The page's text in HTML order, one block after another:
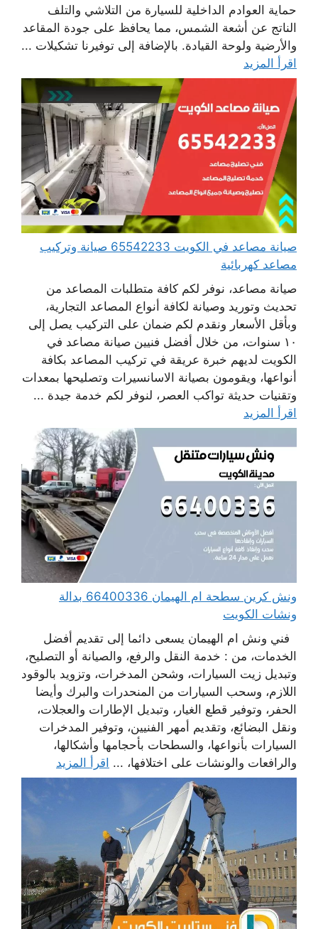
حماية العوادم الداخلية للسيارة من التلاشي والتلف
الناتج عن أشعة الشمس، مما يحافظ على جودة المقاعد
والأرضية ولوحة القيادة. بالإضافة إلى توفيرنا تشكيلات ...
اقرأ المزيد
صيانة مصاعد في الكويت 65542233 صيانة وتركيب
مصاعد كهربائية
صيانة مصاعد، نوفر لكم كافة متطلبات المصاعد من
تحديث وتوريد وصيانة لكافة أنواع المصاعد التجارية،
وبأقل الأسعار ونقدم لكم ضمان على التركيب يصل إلى
١٠ سنوات، من خلال أفضل فنيين صيانة مصاعد في
الكويت لديهم خبرة عريقة في تركيب المصاعد بكافة
أنواعها، ويقومون بصيانة الاسانسيرات وتصليحها بمعدات
وتقنيات حديثة تواكب العصر، لنوفر لكم خدمة جيدة ...
اقرأ المزيد
ونش كرين سطحة ام الهيمان 66400336 بدالة
ونشات الكويت
فني ونش ام الهيمان يسعى دائما إلى تقديم أفضل
الخدمات، من : خدمة النقل والرفع، والصيانة أو التصليح،
وتبديل زيت السيارات، وشحن المدخرات، وتزويد بالوقود
اللازم، وسحب السيارات من المنحدرات والبرك وأيضا
الحفر، وتوفير قطع الغيار، وتبديل الإطارات والعجلات،
ونقل البضائع، وتقديم أمهر الفنيين، وتوفير المدخرات
السيارات بأنواعها، والسطحات بأحجامها وأشكالها،
والرافعات والونشات على اختلافها، ... اقرأ المزيد